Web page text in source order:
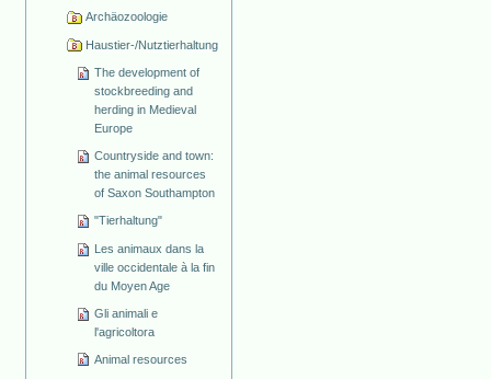
Archäozoologie
Haustier-/Nutztierhaltung
The development of
stockbreeding and
herding in Medieval
Europe
Countryside and town:
the animal resources
of Saxon Southampton
"Tierhaltung"
Les animaux dans la
ville occidentale à la fin
du Moyen Age
Gli animali e
l'agricoltora
Animal resources